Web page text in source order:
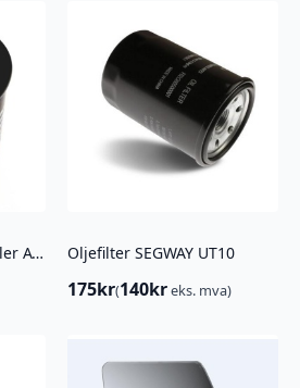
Oljefilter SEGWAY Snarler AT5 og AT6 Oljefilter SEGWAY UT10
175kr(140kreks. mva)